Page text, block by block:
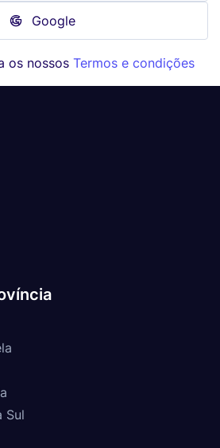
Google
os nossos Termos e condições
Sul